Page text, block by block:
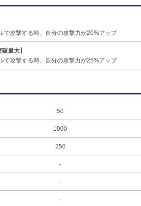
で攻撃する時、自分の攻撃力が20%アップ
破最大】
で攻撃する時、自分の攻撃力が25%アップ
50
1000
250
-
-
-